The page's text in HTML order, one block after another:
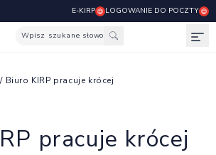
E-KIRP LOGOWANIE DO POCZTY
Wpisz szukane słowo
/ Biuro KIRP pracuje krócej
pracuje krócej